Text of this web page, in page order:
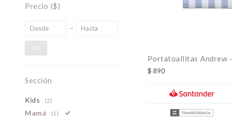
Portatoallitas Andrew
$ 890
Precio ($)
OK
Sección
Kids (2)
Mamá (1)